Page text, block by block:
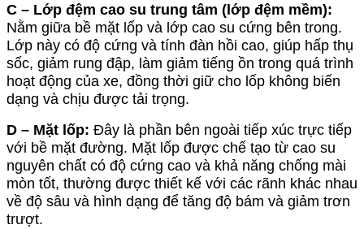
C – Lớp đệm cao su trung tâm (lớp đệm mềm):
Nằm giữa bề mặt lốp và lớp cao su cứng bên trong.
Lớp này có độ cứng và tính đàn hồi cao, giúp hấp thụ
sốc, giảm rung đập, làm giảm tiếng ồn trong quá trình
hoạt động của xe, đồng thời giữ cho lốp không biến
dạng và chịu được tải trọng.
D – Mặt lốp: Đây là phần bên ngoài tiếp xúc trực tiếp
với bề mặt đường. Mặt lốp được chế tạo từ cao su
nguyên chất có độ cứng cao và khả năng chống mài
mòn tốt, thường được thiết kế với các rãnh khác nhau
về độ sâu và hình dạng để tăng độ bám và giảm trơn
trượt.